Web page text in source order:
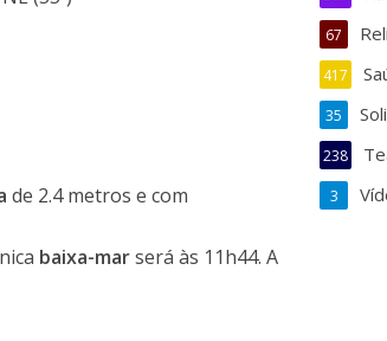
de 2.4 metros e com
baixa-marserá às 11h44. A
67
417
35
238
3